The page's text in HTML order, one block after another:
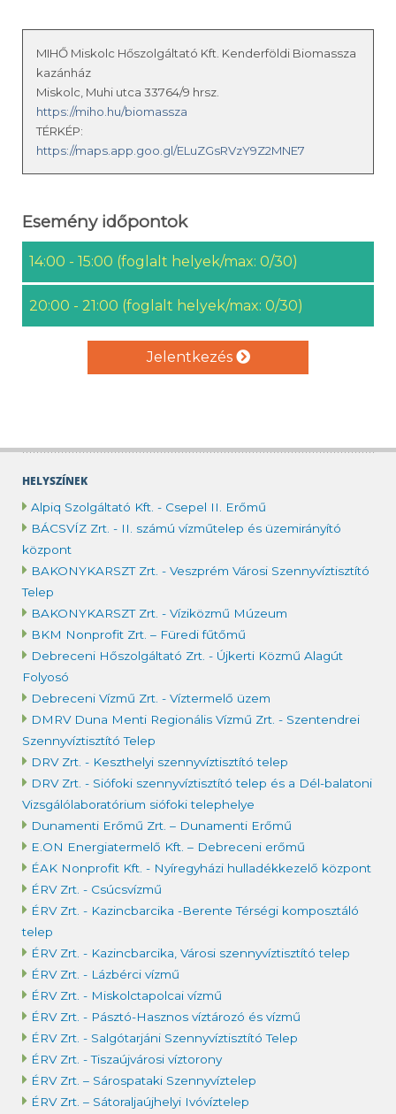
HELYSZÍNEK
Alpiq Szolgáltató Kft. - Csepel II. Erőmű
BÁCSVÍZ Zrt. - II. számú vízműtelep és üzemirányító
központ
BAKONYKARSZT Zrt. - Veszprém Városi Szennyvíztisztító
Telep
BAKONYKARSZT Zrt. - Víziközmű Múzeum
BKM Nonprofit Zrt. – Füredi fűtőmű
Debreceni Hőszolgáltató Zrt. - Újkerti Közmű Alagút
Folyosó
Debreceni Vízmű Zrt. - Víztermelő üzem
DMRV Duna Menti Regionális Vízmű Zrt. - Szentendrei
Szennyvíztisztító Telep
DRV Zrt. - Keszthelyi szennyvíztisztító telep
DRV Zrt. - Siófoki szennyvíztisztító telep és a Dél-balatoni
Vizsgálólaboratórium siófoki telephelye
Dunamenti Erőmű Zrt. – Dunamenti Erőmű
E.ON Energiatermelő Kft. – Debreceni erőmű
ÉAK Nonprofit Kft. - Nyíregyházi hulladékkezelő központ
ÉRV Zrt. - Csúcsvízmű
ÉRV Zrt. - Kazincbarcika -Berente Térségi komposztáló
telep
ÉRV Zrt. - Kazincbarcika, Városi szennyvíztisztító telep
ÉRV Zrt. - Lázbérci vízmű
ÉRV Zrt. - Miskolctapolcai vízmű
ÉRV Zrt. - Pásztó-Hasznos víztározó és vízmű
ÉRV Zrt. - Salgótarjáni Szennyvíztisztító Telep
ÉRV Zrt. - Tiszaújvárosi víztorony
ÉRV Zrt. – Sárospataki Szennyvíztelep
ÉRV Zrt. – Sátoraljaújhelyi Ivóvíztelep
MIHŐ Miskolc Hőszolgáltató Kft. Kenderföldi Biomassza
kazánház
Miskolc, Muhi utca 33764/9 hrsz.
https://miho.hu/biomassza
TÉRKÉP:
https://maps.app.goo.gl/ELuZGsRVzY9Z2MNE7
Esemény időpontok
14:00 - 15:00 (foglalt helyek/max: 0/30)
20:00 - 21:00 (foglalt helyek/max: 0/30)
Jelentkezés